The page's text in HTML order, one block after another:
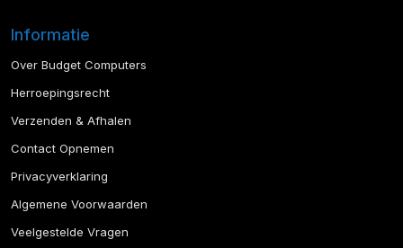
Informatie
Over Budget Computers
Herroepingsrecht
Verzenden & Afhalen
Contact Opnemen
Privacyverklaring
Algemene Voorwaarden
Veelgestelde Vragen